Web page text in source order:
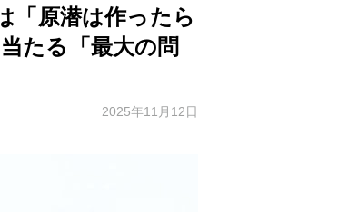
「原潜は作ったら
たる「最大の問
2025年11月12日